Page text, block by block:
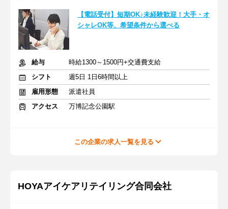
【電話受付】短期OK♪未経験歓迎！大手・オ
シャレOK等、希望条件から選べる
給与
時給1300～1500円+交通費支給
シフト
週5日 1日6時間以上
雇用形態
派遣社員
アクセス
万博記念公園駅
この企業の求人一覧を見る
HOYAアイケアリテイリング合同会社